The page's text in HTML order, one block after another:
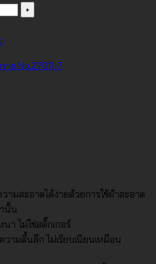
ามสะอาดได้ง่ายด้วยการใช้ผ้าสะอาด
นั้น
า ไม่ใช่สติ๊กเกอร์
ามตื้นลึก ไม่เรียบเนียนเหมือน